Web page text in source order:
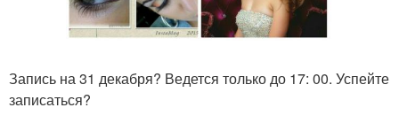
Запись на 31 декабря? Ведется только до 17: 00. Успейте
записаться?